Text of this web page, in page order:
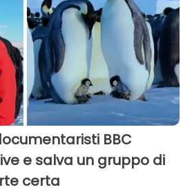
BBC
e salva un gruppo di
certa